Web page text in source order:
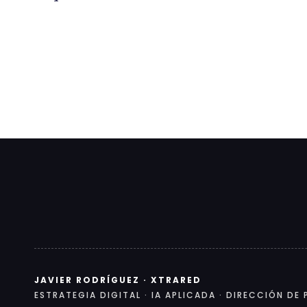
JAVIER RODRÍGUEZ · XTRARED
ESTRATEGIA DIGITAL · IA APLICADA · DIRECCIÓN DE